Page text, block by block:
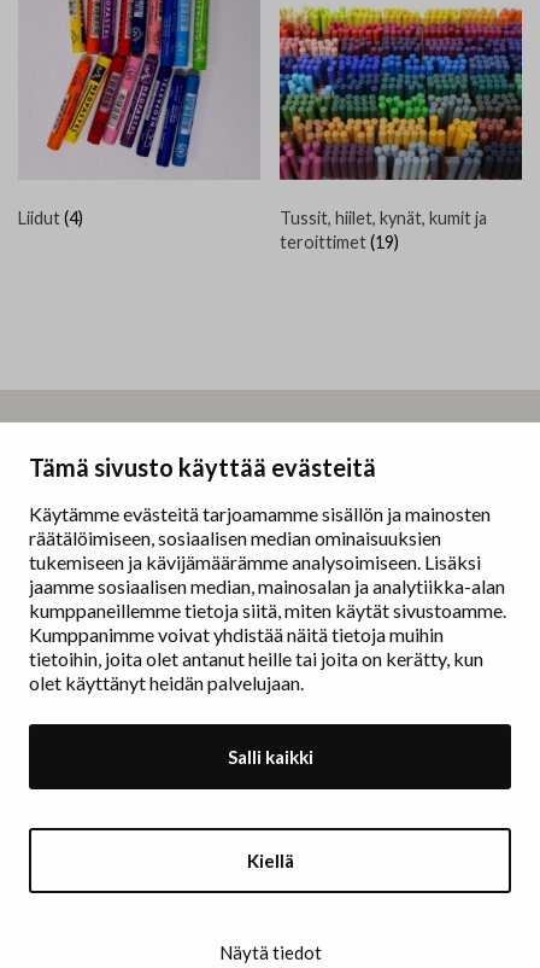
Tämä sivusto käyttää evästeitä
Käytämme evästeitä tarjoamamme sisällön ja mainosten
räätälöimiseen, sosiaalisen median ominaisuuksien
tukemiseen ja kävijämäärämme analysoimiseen. Lisäksi
jaamme sosiaalisen median, mainosalan ja analytiikka-alan
kumppaneillemme tietoja siitä, miten käytät sivustoamme.
Kumppanimme voivat yhdistää näitä tietoja muihin
tietoihin, joita olet antanut heille tai joita on kerätty, kun
olet käyttänyt heidän palvelujaan.
Salli kaikki
Kiellä
Näytä tiedot
Liidut(4)
Tussit, hiilet, kynät, kumit ja
teroittimet(19)
Erottajankatu 9 B
00130 Helsinki
www.painters.fi
Näyttelytoiminta
tm•gallerian esittely
Muu näyttelytoiminta